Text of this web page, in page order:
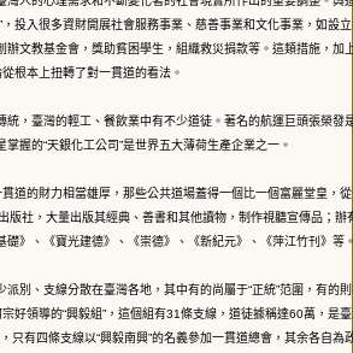
，投入很多資財開展社會服務事業、慈善事業和文化事業，如設
辦文教基金會，獎助貧困學生，組織救災捐款等。這類措施，加
根本上扭轉了對一貫道的看法。
，臺灣的輕工、餐飲業中有不少道徒。著名的航運巨頭張榮發
握的“天銀化工公司”是世界五大薄荷生產企業之一。
貫道的財力相當雄厚，那些公共道場蓋得一個比一個富麗堂皇，
版社，大量出版其經典、善書和其他讀物，制作視聽宣傳品；辦
礎》、《寶光建德》、《崇德》、《新紀元》、《萍江竹刊》等
別、支線分散在臺灣各地，其中有的尚屬于“正統”范圍，有的則
好領導的“興毅組”，這個組有31條支線，道徒據稱達60萬，是
只有四條支線以“興毅南興”的名義參加一貫道總會，其余各自為